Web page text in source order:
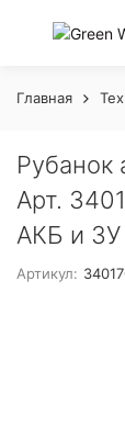
Главная
Рубанок
Арт.
АКБ и ЗУ
Артикул: